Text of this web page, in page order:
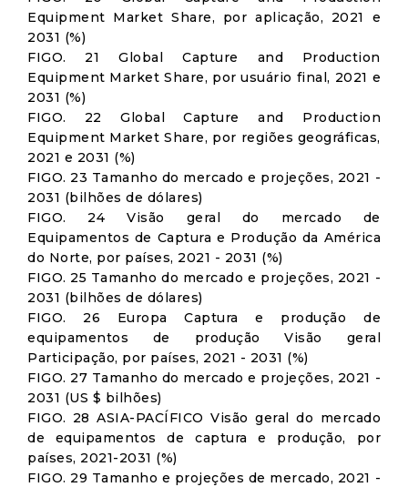
Equipment Market Share, por aplicação, 2021 e
2031 (%)
FIGO. 21 Global Capture and Production
Equipment Market Share, por usuário final, 2021 e
2031 (%)
FIGO. 22 Global Capture and Production
Equipment Market Share, por regiões geográficas,
2021 e 2031 (%)
FIGO. 23 Tamanho do mercado e projeções, 2021 -
2031 (bilhões de dólares)
FIGO. 24 Visão geral do mercado de
Equipamentos de Captura e Produção da América
do Norte, por países, 2021 - 2031 (%)
FIGO. 25 Tamanho do mercado e projeções, 2021 -
2031 (bilhões de dólares)
FIGO. 26 Europa Captura e produção de
equipamentos de produção Visão geral
Participação, por países, 2021 - 2031 (%)
FIGO. 27 Tamanho do mercado e projeções, 2021 -
2031 (US $ bilhões)
FIGO. 28 ASIA-PACÍFICO Visão geral do mercado
de equipamentos de captura e produção, por
países, 2021-2031 (%)
FIGO. 29 Tamanho e projeções de mercado, 2021 -